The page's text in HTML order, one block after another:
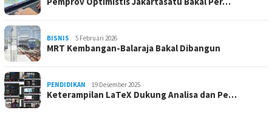
BISNIS 5 Februari 2026
MRT Kembangan-Balaraja Bakal Dibangun
PENDIDIKAN 19 Desember 2025
Keterampilan LaTeX Dukung Analisa dan Pe…